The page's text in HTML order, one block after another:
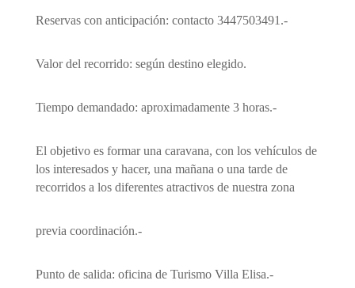
Reservas con anticipación: contacto 3447503491.-
Valor del recorrido: según destino elegido.
Tiempo demandado: aproximadamente 3 horas.-
El objetivo es formar una caravana, con los vehículos de
los interesados y hacer, una mañana o una tarde de
recorridos a los diferentes atractivos de nuestra zona
previa coordinación.-
Punto de salida: oficina de Turismo Villa Elisa.-